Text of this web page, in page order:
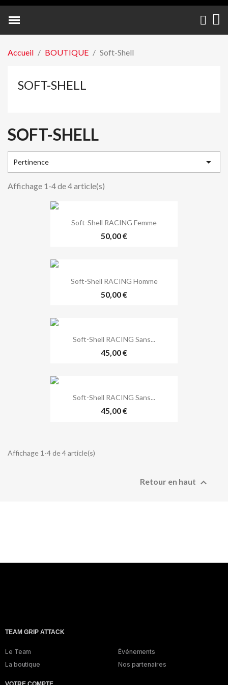
Accueil BOUTIQUE Soft-Shell
SOFT-SHELL
SOFT-SHELL
Pertinence 
Affichage 1-4 de 4 article(s)
Soft-Shell RACING Femme
50,00 €
Soft-Shell RACING Homme
50,00 €
Soft-Shell RACING Sans...
45,00 €
Soft-Shell RACING Sans...
45,00 €
Affichage 1-4 de 4 article(s)
Retour en haut 
TEAM GRIP ATTACK
Le Team
La boutique
Événements
Nos partenaires